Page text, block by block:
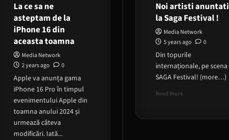
La ce sa ne
asteptam de la
iPhone 16 din
aceasta toamna
Media Network
2 years ago
0
Apple va anunța gama
iPhone 16 Pro în timpul
evenimentului Apple din
toamna anului 2024 și
urmează câteva
modificări. Iată...
Noi artisti anuntati
la Saga Festival !
Media Network
5 years ago
0
Din topurile
internaționale, pe scena
SAGA Festival! (more…)
Read More
Noi